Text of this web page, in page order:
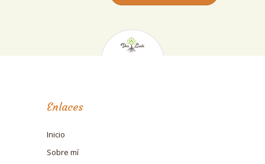
Enlaces
Inicio
Sobre mí